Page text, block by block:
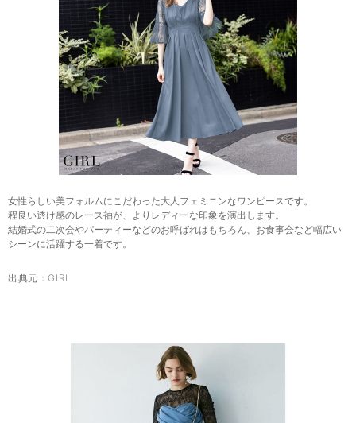
女性らしい美フォルムにこだわった大人フェミニンなワンピースです。
程良い透け感のレース袖が、よりレディーな印象を演出します。
結婚式の二次会やパーティーなどのお呼ばれはもちろん、お食事会など幅広い
シーンに活躍する一着です。
出典元： GIRL